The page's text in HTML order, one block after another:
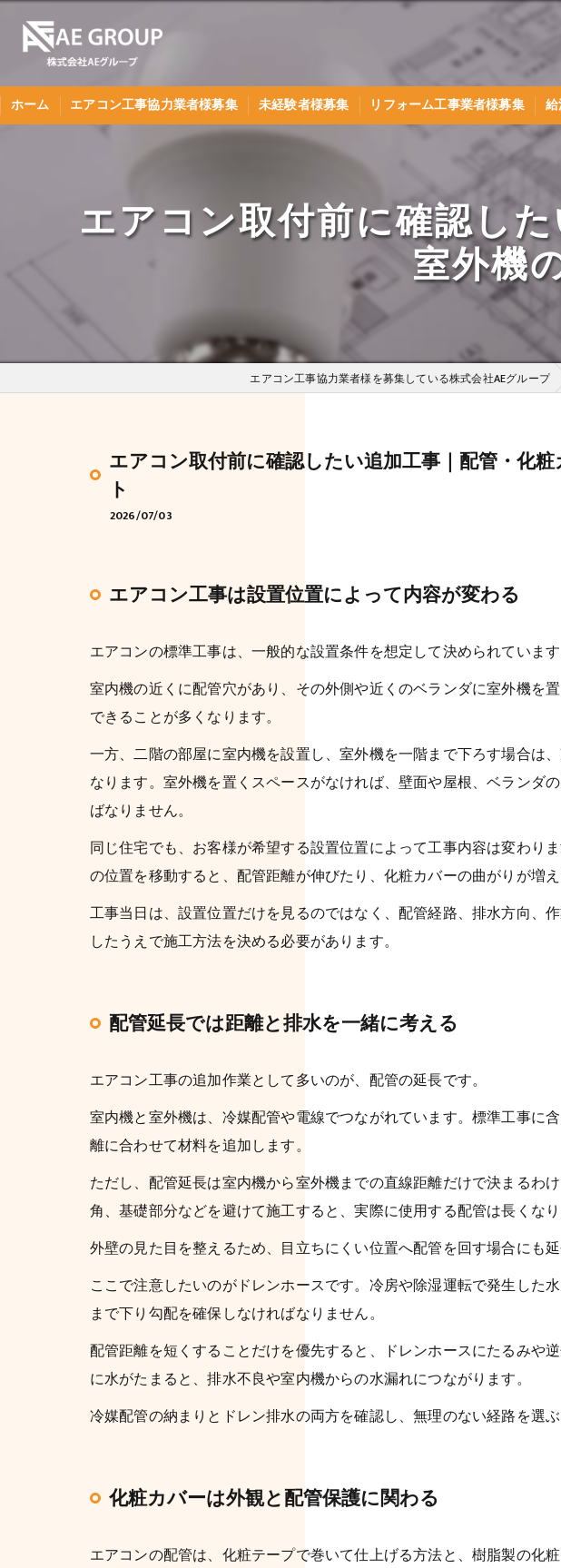
ホーム エアコン工事協力業者様募集 未経験者様募集 リフォーム工事業者様募集
エアコン取付前に確認し
室外機
エアコン工事協力業者様を募集している株式会社AEグループ
エアコン取付前に確認したい追加工事｜配管・化
ト
2026/07/03
エアコン工事は設置位置によって内容が変わる
エアコンの標準工事は、一般的な設置条件を想定して決められています
室内機の近くに配管穴があり、その外側や近くのベランダに室外機を
できることが多くなります。
一方、二階の部屋に室内機を設置し、室外機を一階まで下ろす場合は
なります。室外機を置くスペースがなければ、壁面や屋根、ベランダ
ばなりません。
同じ住宅でも、お客様が希望する設置位置によって工事内容は変わり
の位置を移動すると、配管距離が伸びたり、化粧カバーの曲がりが増え
工事当日は、設置位置だけを見るのではなく、配管経路、排水方向、
したうえで施工方法を決める必要があります。
配管延長では距離と排水を一緒に考える
エアコン工事の追加作業として多いのが、配管の延長です。
室内機と室外機は、冷媒配管や電線でつながれています。標準工事に
離に合わせて材料を追加します。
ただし、配管延長は室内機から室外機までの直線距離だけで決まるわ
角、基礎部分などを避けて施工すると、実際に使用する配管は長くなり
外壁の見た目を整えるため、目立ちにくい位置へ配管を回す場合にも延
ここで注意したいのがドレンホースです。冷房や除湿運転で発生した
まで下り勾配を確保しなければなりません。
配管距離を短くすることだけを優先すると、ドレンホースにたるみや
に水がたまると、排水不良や室内機からの水漏れにつながります。
冷媒配管の納まりとドレン排水の両方を確認し、無理のない経路を選ぶ
化粧カバーは外観と配管保護に関わる
エアコンの配管は、化粧テープで巻いて仕上げる方法と、樹脂製の化